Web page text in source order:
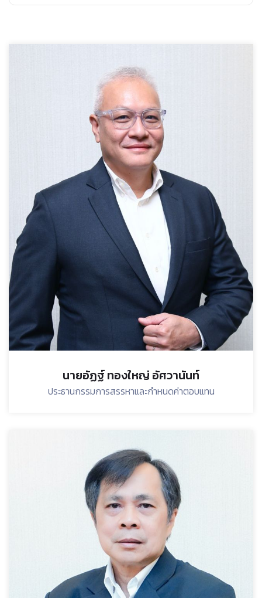
นายอัฏฐ์ ทองใหญ่ อัศวานันท์
ประธานกรรมการสรรหาและกำหนดค่าตอบแทน